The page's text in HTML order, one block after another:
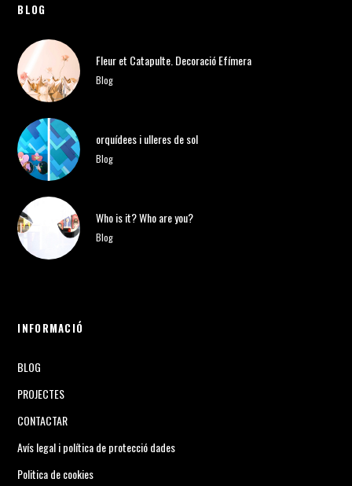
BLOG
Fleur et Catapulte. Decoració Efímera
Blog
orquídees i ulleres de sol
Blog
Who is it? Who are you?
Blog
INFORMACIÓ
BLOG
PROJECTES
CONTACTAR
Avís legal i política de protecció dades
Politica de cookies